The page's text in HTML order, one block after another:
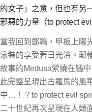
的女子」之意，但也有另
邪惡的力量（to protect
當我回到郵輪，甲板上陽
泳裝的享受著日光浴。郵
故事的Medusa縈繞在腦
此完整呈現出古羅馬的風
中…！？to protect evil
二十世紀再次呈現在人類